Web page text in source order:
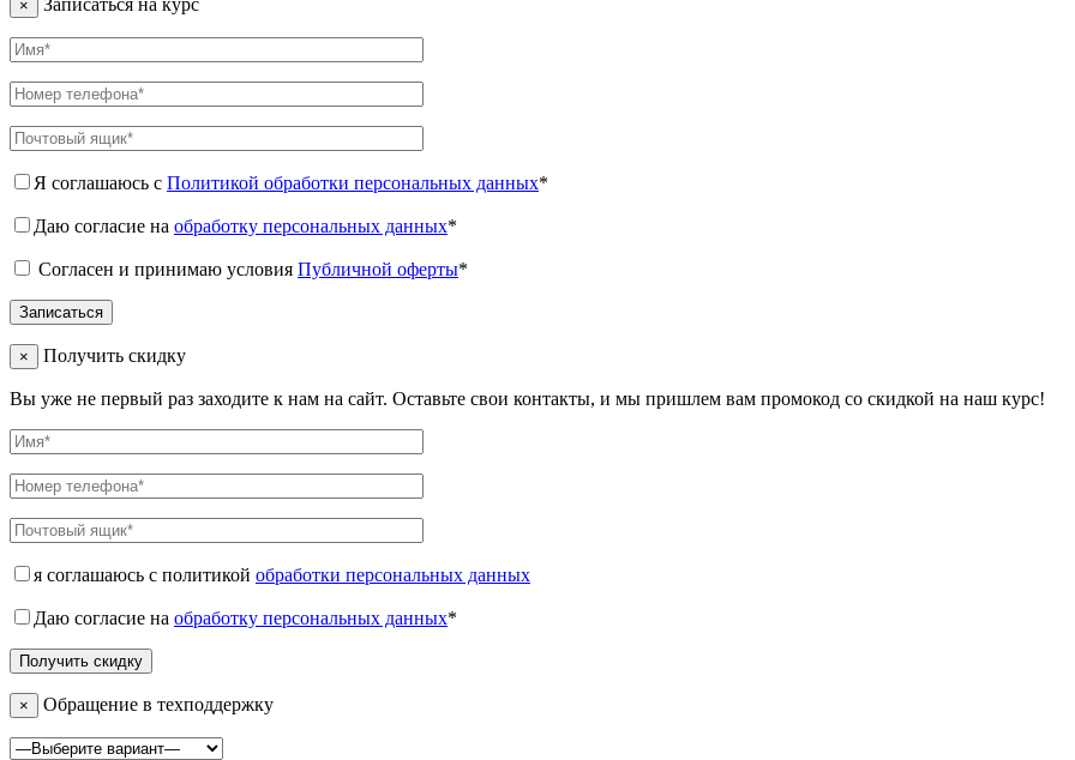
×
Я соглашаюсь с Политикой обработки персональных данных*
Даю согласие на обработку персональных данных*
Согласен и принимаю условия Публичной оферты*
× Получить скидку
Вы уже не первый раз заходите к нам на сайт. Оставьте свои контакты, и мы пришлем вам промокод со скидкой на наш курс!
я соглашаюсь с политикой обработки персональных данных
Даю согласие на обработку персональных данных*
× Обращение в техподдержку